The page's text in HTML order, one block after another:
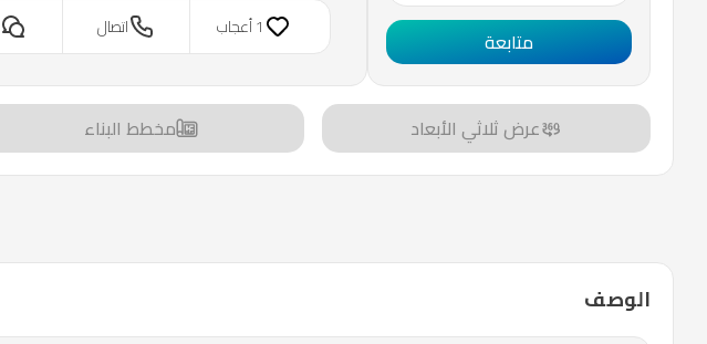
متابعة 1 أعجاب اتصال
عرض ثلاثي الأبعاد مخطط البناء
الوصف